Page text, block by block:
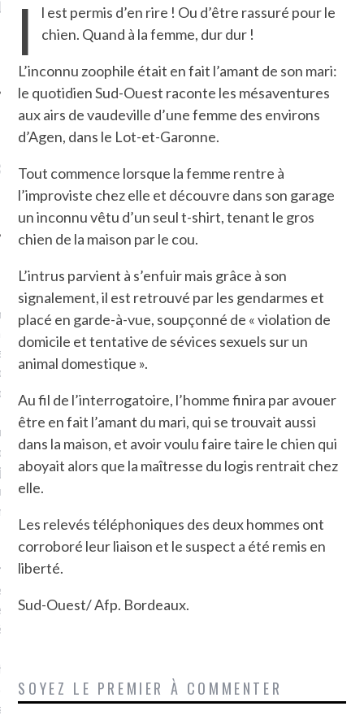
DE L’AMBASSADE
À PARIS. POURQUOI
? POUR QUI ?
CHAMPIGNONS ET AUX
LARDONS DANS LA HALLE
DE DAX. ET POURQUOI PAS
SUR FACEBOOK
QUI MARCHE
journaliste à France
toujours aimé marcher.
conquis mais en
Je ne suis pas une
je le garde pour ce
je sens, j’entends, je
goûte et ceux que je
! Marcheuse des villes,
des ruines et des
qui Marche
ou pas. Mais
pas d’interdit. Vélo,
bateau…
incite à un autre regard
curiosité. C’est un
I
l est permis d’en rire ! Ou d’être rassuré pour le
chien. Quand à la femme, dur dur !
L’inconnu zoophile était en fait l’amant de son mari:
le quotidien Sud-Ouest raconte les mésaventures
aux airs de vaudeville d’une femme des environs
d’Agen, dans le Lot-et-Garonne.
Tout commence lorsque la femme rentre à
l’improviste chez elle et découvre dans son garage
un inconnu vêtu d’un seul t-shirt, tenant le gros
chien de la maison par le cou.
L’intrus parvient à s’enfuir mais grâce à son
signalement, il est retrouvé par les gendarmes et
placé en garde-à-vue, soupçonné de « violation de
domicile et tentative de sévices sexuels sur un
animal domestique ».
Au fil de l’interrogatoire, l’homme finira par avouer
être en fait l’amant du mari, qui se trouvait aussi
dans la maison, et avoir voulu faire taire le chien qui
aboyait alors que la maîtresse du logis rentrait chez
elle.
Les relevés téléphoniques des deux hommes ont
corroboré leur liaison et le suspect a été remis en
liberté.
Sud-Ouest/ Afp. Bordeaux.
SOYEZ LE PREMIER À COMMENTER